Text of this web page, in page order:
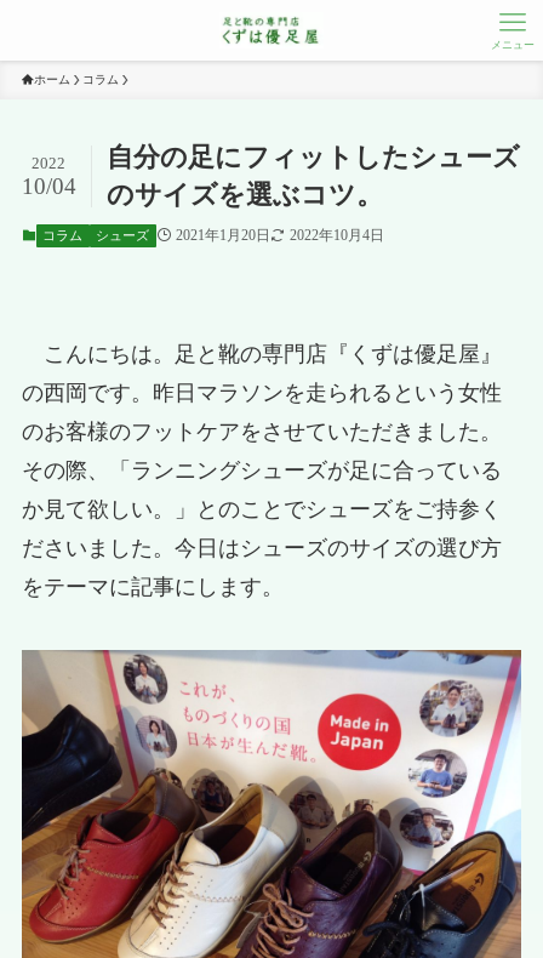
メニュー
ホーム コラム
自分の足にフィットしたシューズ
のサイズを選ぶコツ。
2022
10/04
コラム シューズ 2021年1月20日 2022年10月4日
こんにちは。足と靴の専門店『くずは優足屋』
の西岡です。昨日マラソンを走られるという女性
のお客様のフットケアをさせていただきました。
その際、「ランニングシューズが足に合っている
か見て欲しい。」とのことでシューズをご持参く
ださいました。今日はシューズのサイズの選び方
をテーマに記事にします。